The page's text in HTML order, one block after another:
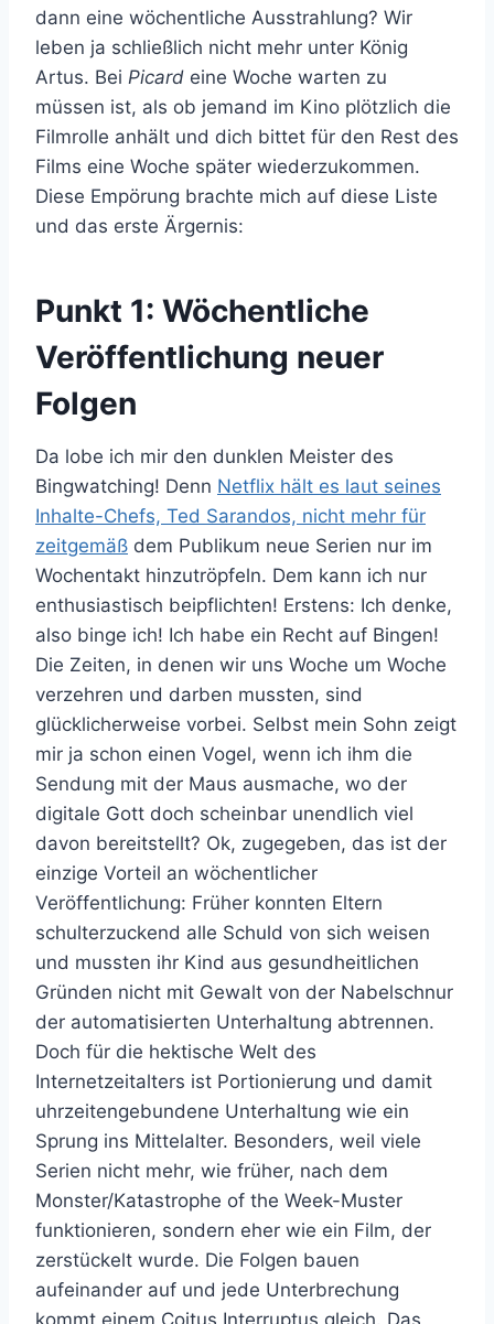
dann eine wöchentliche Ausstrahlung? Wir
leben ja schließlich nicht mehr unter König
Artus. Bei Picard eine Woche warten zu
müssen ist, als ob jemand im Kino plötzlich die
Filmrolle anhält und dich bittet für den Rest des
Films eine Woche später wiederzukommen.
Diese Empörung brachte mich auf diese Liste
und das erste Ärgernis:
Punkt 1: Wöchentliche
Veröffentlichung neuer
Folgen
Da lobe ich mir den dunklen Meister des
Bingwatching! Denn Netflix hält es laut seines
Inhalte-Chefs, Ted Sarandos, nicht mehr für
zeitgemäß dem Publikum neue Serien nur im
Wochentakt hinzutröpfeln. Dem kann ich nur
enthusiastisch beipflichten! Erstens: Ich denke,
also binge ich! Ich habe ein Recht auf Bingen!
Die Zeiten, in denen wir uns Woche um Woche
verzehren und darben mussten, sind
glücklicherweise vorbei. Selbst mein Sohn zeigt
mir ja schon einen Vogel, wenn ich ihm die
Sendung mit der Maus ausmache, wo der
digitale Gott doch scheinbar unendlich viel
davon bereitstellt? Ok, zugegeben, das ist der
einzige Vorteil an wöchentlicher
Veröffentlichung: Früher konnten Eltern
schulterzuckend alle Schuld von sich weisen
und mussten ihr Kind aus gesundheitlichen
Gründen nicht mit Gewalt von der Nabelschnur
der automatisierten Unterhaltung abtrennen.
Doch für die hektische Welt des
Internetzeitalters ist Portionierung und damit
uhrzeitengebundene Unterhaltung wie ein
Sprung ins Mittelalter. Besonders, weil viele
Serien nicht mehr, wie früher, nach dem
Monster/Katastrophe of the Week-Muster
funktionieren, sondern eher wie ein Film, der
zerstückelt wurde. Die Folgen bauen
aufeinander auf und jede Unterbrechung
kommt einem Coitus Interruptus gleich. Das